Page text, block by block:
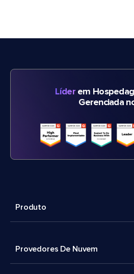
Líderem
Gerenciada
Produto
Provedores De Nuvem